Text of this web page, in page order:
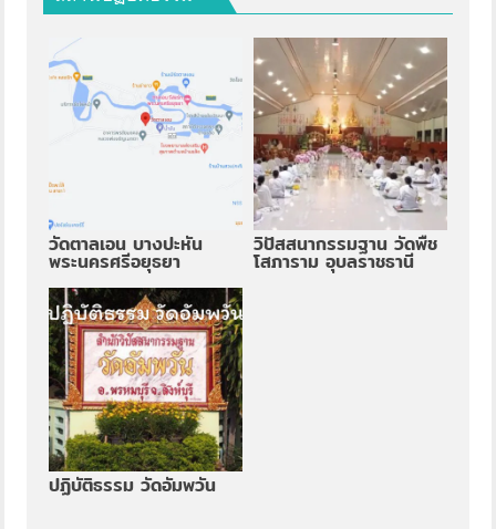
วัดตาลเอน บางปะหัน
พระนครศรีอยุธยา
วิปัสสนากรรมฐาน วัดพืช
โสภาราม อุบลราชธานี
ปฏิบัติธรรม วัดอัมพวัน